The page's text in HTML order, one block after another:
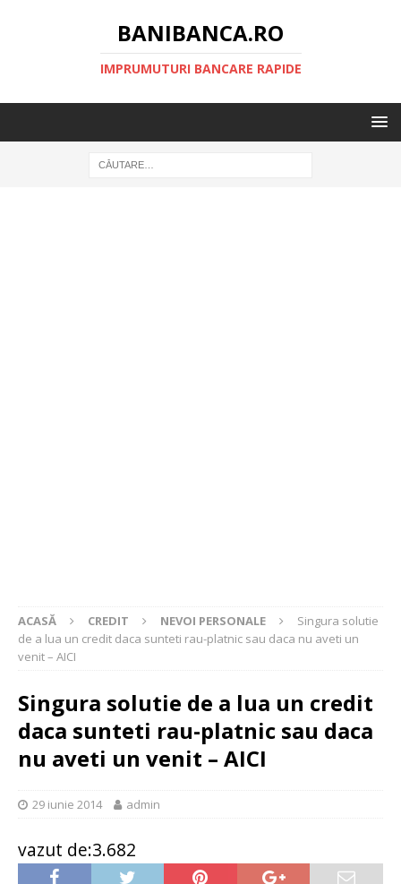
BANIBANCA.RO
IMPRUMUTURI BANCARE RAPIDE
ACASĂ CREDIT NEVOI PERSONALE
Singura solutie
de a lua un credit daca sunteti rau-platnic sau daca nu aveti un
venit – AICI
Singura solutie de a lua un credit
daca sunteti rau-platnic sau daca
nu aveti un venit – AICI
29 iunie 2014 admin
vazut de:3.682